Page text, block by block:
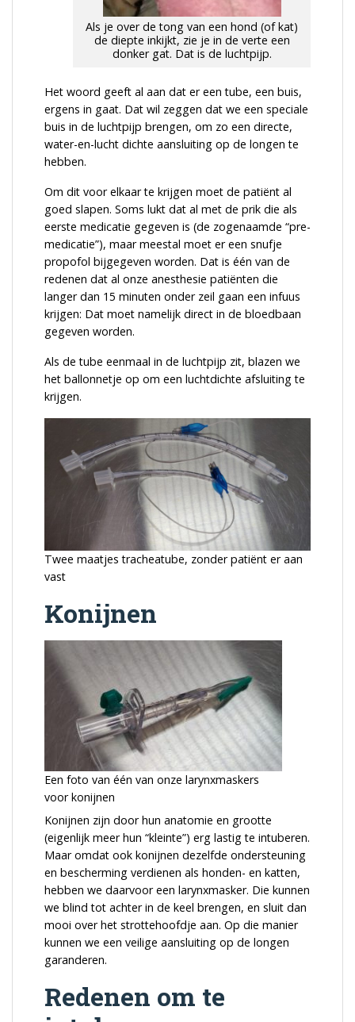
Als je over de tong van een hond (of kat)
de diepte inkijkt, zie je in de verte een
donker gat. Dat is de luchtpijp.
Het woord geeft al aan dat er een tube, een buis,
ergens in gaat. Dat wil zeggen dat we een speciale
buis in de luchtpijp brengen, om zo een directe,
water-en-lucht dichte aansluiting op de longen te
hebben.
Om dit voor elkaar te krijgen moet de patiënt al
goed slapen. Soms lukt dat al met de prik die als
eerste medicatie gegeven is (de zogenaamde “pre-
medicatie”), maar meestal moet er een snufje
propofol bijgegeven worden. Dat is één van de
redenen dat al onze anesthesie patiënten die
langer dan 15 minuten onder zeil gaan een infuus
krijgen: Dat moet namelijk direct in de bloedbaan
gegeven worden.
Als de tube eenmaal in de luchtpijp zit, blazen we
het ballonnetje op om een luchtdichte afsluiting te
krijgen.
Twee maatjes tracheatube, zonder patiënt er aan
vast
Konijnen
Een foto van één van onze larynxmaskers
voor konijnen
Konijnen zijn door hun anatomie en grootte
(eigenlijk meer hun “kleinte”) erg lastig te intuberen.
Maar omdat ook konijnen dezelfde ondersteuning
en bescherming verdienen als honden- en katten,
hebben we daarvoor een larynxmasker. Die kunnen
we blind tot achter in de keel brengen, en sluit dan
mooi over het strottehoofdje aan. Op die manier
kunnen we een veilige aansluiting op de longen
garanderen.
Redenen om te